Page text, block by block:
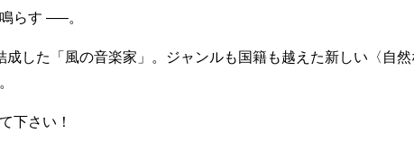
らす —–。
した「風の音楽家」。ジャンルも国籍も越えた新しい〈自
下さい！